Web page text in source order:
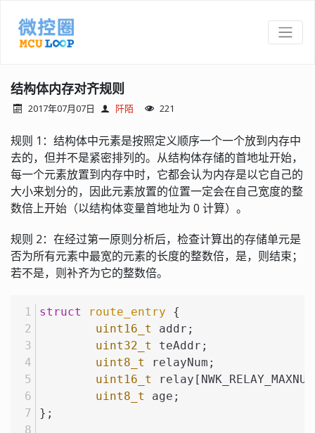
结构体内存对齐规则
2017年07月07日 阡陌 221
规则 1：结构体中元素是按照定义顺序一个一个放到内存中
去的，但并不是紧密排列的。从结构体存储的首地址开始，
每一个元素放置到内存中时，它都会认为内存是以它自己的
大小来划分的，因此元素放置的位置一定会在自己宽度的整
数倍上开始（以结构体变量首地址为 0 计算）。
规则 2：在经过第一原则分析后，检查计算出的存储单元是
否为所有元素中最宽的元素的长度的整数倍，是，则结束；
若不是，则补齐为它的整数倍。
struct route_entry {
uint16_t
addr;
uint32_t
teAddr;
uint8_t
relayNum;
uint16_t
uint8_t
age;
};